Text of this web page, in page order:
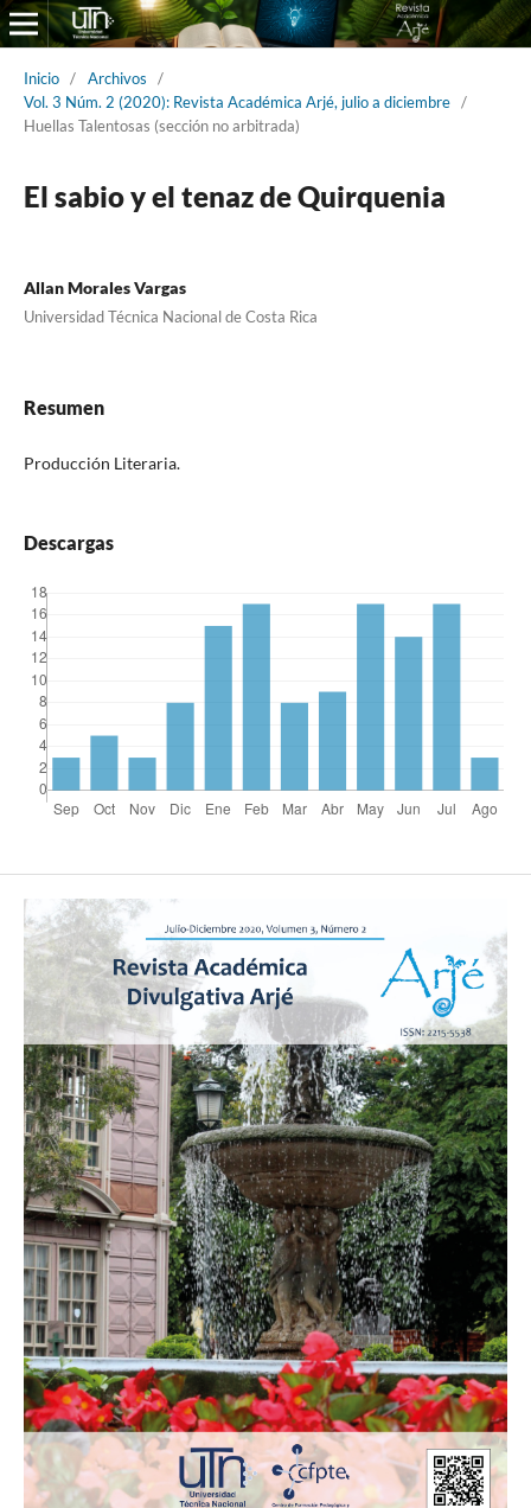
Inicio / Archivos
/
Vol. 3 Núm. 2 (2020): Revista Académica Arjé, julio a diciembre /
Huellas Talentosas (sección no arbitrada)
El sabio y el tenaz de Quirquenia
Allan Morales Vargas
Universidad Técnica Nacional de Costa Rica
Resumen
Producción Literaria.
Descargas